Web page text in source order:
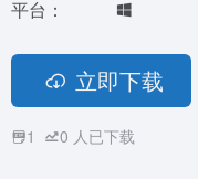
平台：
立即下载
1 0 人已下载